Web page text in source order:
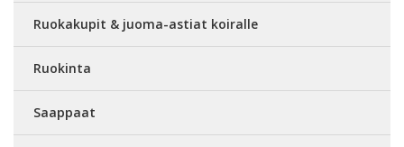
Ruokakupit & juoma-astiat koiralle
Ruokinta
Saappaat